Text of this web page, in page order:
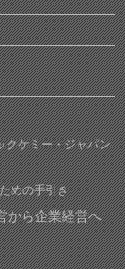
クケミー・ジャパン
めの手引き
から企業経営へ